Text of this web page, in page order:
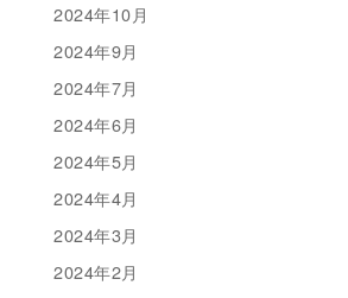
2024年10月
2024年9月
2024年7月
2024年6月
2024年5月
2024年4月
2024年3月
2024年2月